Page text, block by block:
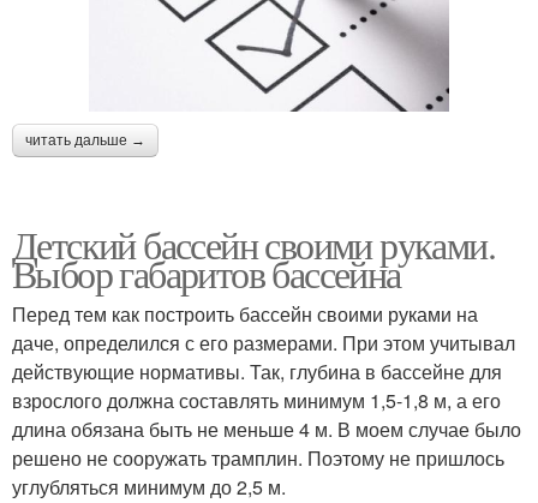
читать дальше →
Детский бассейн своими руками.
Выбор габаритов бассейна
Перед тем как построить бассейн своими руками на
даче, определился с его размерами. При этом учитывал
действующие нормативы. Так, глубина в бассейне для
взрослого должна составлять минимум 1,5-1,8 м, а его
длина обязана быть не меньше 4 м. В моем случае было
решено не сооружать трамплин. Поэтому не пришлось
углубляться минимум до 2,5 м.